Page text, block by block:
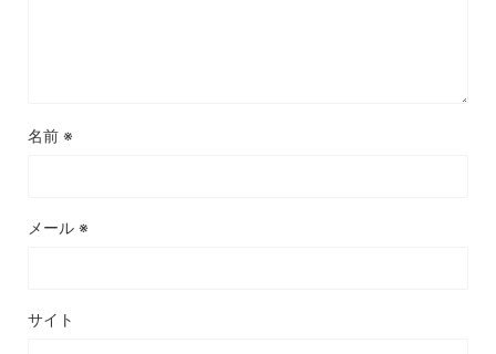
名前 ※
メール ※
サイト